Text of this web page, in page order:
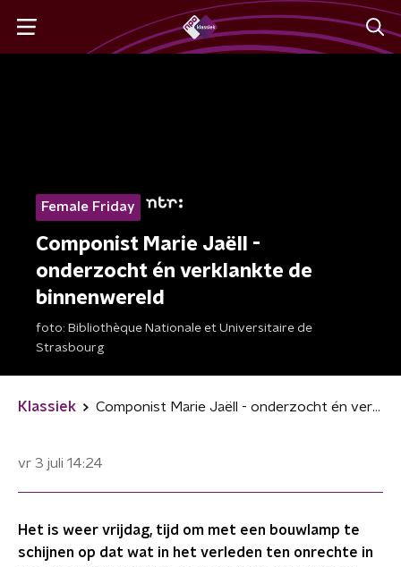
Female Friday
Componist Marie Jaëll -
onderzocht én verklankte de
binnenwereld
foto: Bibliothèque Nationale et Universitaire de
Strasbourg
Klassiek Componist Marie Jaëll - onderzocht én verklankte de binnenwereld
vr 3 juli 14:24
Het is weer vrijdag, tijd om met een bouwlamp te
schijnen op dat wat in het verleden ten onrechte in